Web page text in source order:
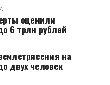
оценили
6 трлн рублей
на
двух человек